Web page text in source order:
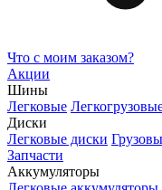
Что с моим заказом?
Акции
Шины
Легковые
Диски
Легковые диски
Запчасти
Аккумуляторы